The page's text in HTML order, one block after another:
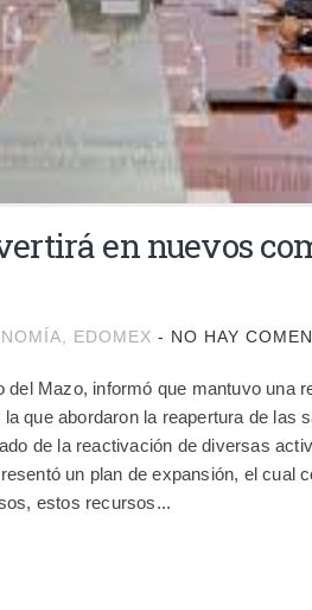
en nuevos
, EDOMEX - NO HAY
del Mazo, informó que mantuvo una
que abordaron la reapertura de las
de la reactivación de diversas
un plan de expansión, el cual
estos recursos...